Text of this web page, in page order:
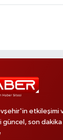
etkileşimi
son